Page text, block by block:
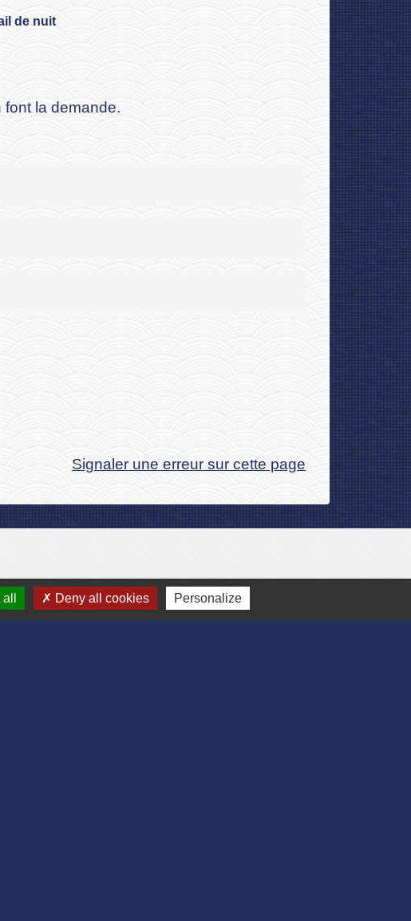
de nuit
font la demande.
Signaler une erreur sur cette page
Deny all cookies Personalize